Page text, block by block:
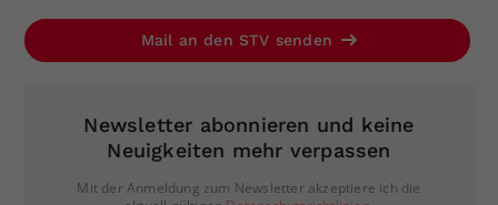
Mail an den STV senden
Newsletter abonnieren und keine
Neuigkeiten mehr verpassen
Mit der Anmeldung zum Newsletter akzeptiere ich die